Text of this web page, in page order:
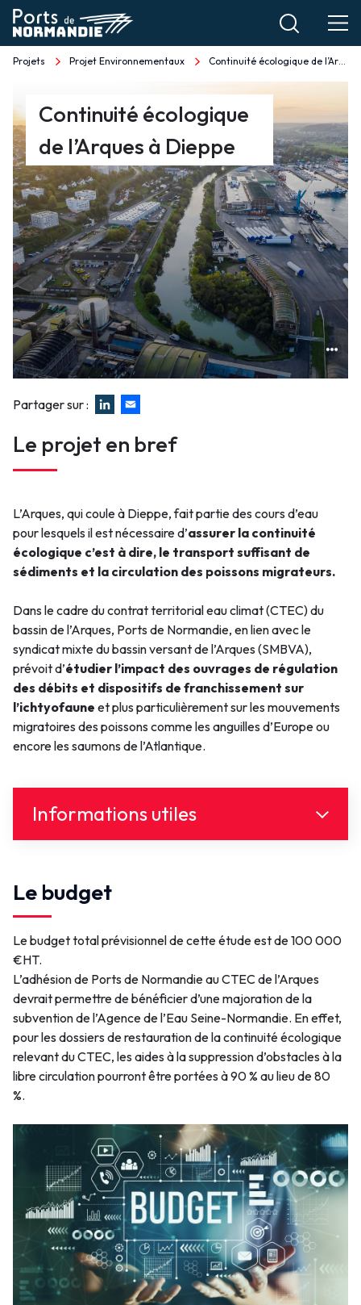
Aller
au
contenu
principal
Fil
d'Ariane
Projets Projet Environnementaux Continuité écologique de l’Arques à Dieppe
Continuité
écologique
de
l’Arques
à
Dieppe
Faux
Continuité écologique
de l’Arques à Dieppe
Partager sur :
Le projet en bref
L’Arques, qui coule à Dieppe, fait partie des cours d’eau
pour lesquels il est nécessaire d’assurer la continuité
écologique c’est à dire, le transport suffisant de
sédiments et la circulation des poissons migrateurs.
Dans le cadre du contrat territorial eau climat (CTEC) du
bassin de l’Arques, Ports de Normandie, en lien avec le
syndicat mixte du bassin versant de l’Arques (SMBVA),
prévoit d’étudier l’impact des ouvrages de régulation
des débits et dispositifs de franchissement sur
l’ichtyofaune et plus particulièrement sur les mouvements
migratoires des poissons comme les anguilles d’Europe ou
encore les saumons de l’Atlantique.
Informations utiles
Syndicat du bassin versant de l'Arques
Contact
contact@portsdenormandie.fr
Le budget
Le budget total prévisionnel de cette étude est de 100 000
€HT.
L’adhésion de Ports de Normandie au CTEC de l’Arques
devrait permettre de bénéficier d’une majoration de la
subvention de l’Agence de l’Eau Seine-Normandie. En effet,
pour les dossiers de restauration de la continuité écologique
relevant du CTEC, les aides à la suppression d’obstacles à la
libre circulation pourront être portées à 90 % au lieu de 80
%.